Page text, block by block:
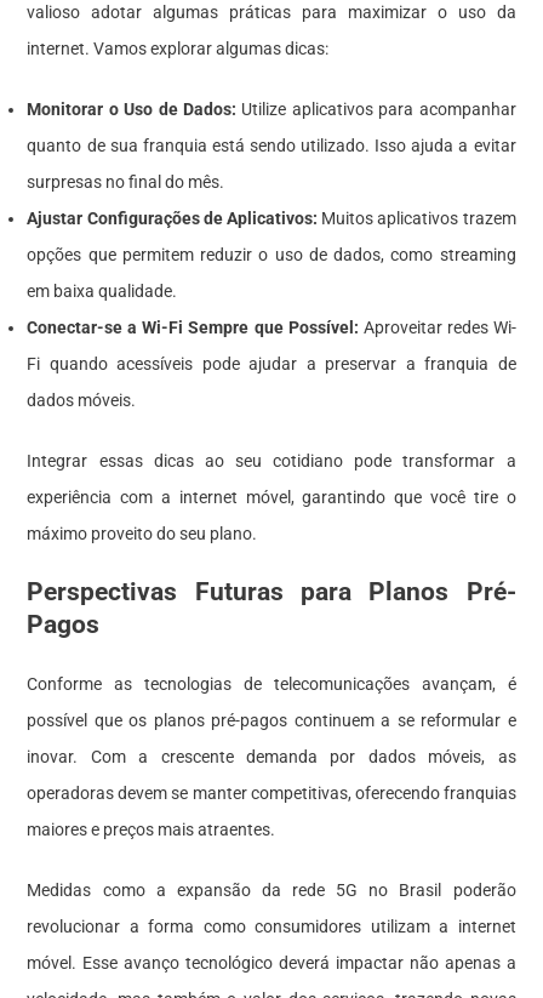
valioso adotar algumas práticas para maximizar o uso da
internet. Vamos explorar algumas dicas:
Monitorar o Uso de Dados: Utilize aplicativos para acompanhar
quanto de sua franquia está sendo utilizado. Isso ajuda a evitar
surpresas no final do mês.
Ajustar Configurações de Aplicativos: Muitos aplicativos trazem
opções que permitem reduzir o uso de dados, como streaming
em baixa qualidade.
Conectar-se a Wi-Fi Sempre que Possível: Aproveitar redes Wi-
Fi quando acessíveis pode ajudar a preservar a franquia de
dados móveis.
Integrar essas dicas ao seu cotidiano pode transformar a
experiência com a internet móvel, garantindo que você tire o
máximo proveito do seu plano.
Perspectivas Futuras para Planos Pré-
Pagos
Conforme as tecnologias de telecomunicações avançam, é
possível que os planos pré-pagos continuem a se reformular e
inovar. Com a crescente demanda por dados móveis, as
operadoras devem se manter competitivas, oferecendo franquias
maiores e preços mais atraentes.
Medidas como a expansão da rede 5G no Brasil poderão
revolucionar a forma como consumidores utilizam a internet
móvel. Esse avanço tecnológico deverá impactar não apenas a